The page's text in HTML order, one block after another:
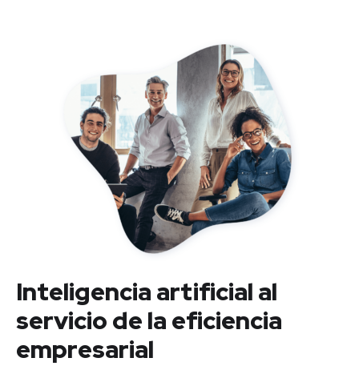
Inteligencia artificial al
servicio de la eficiencia
empresarial